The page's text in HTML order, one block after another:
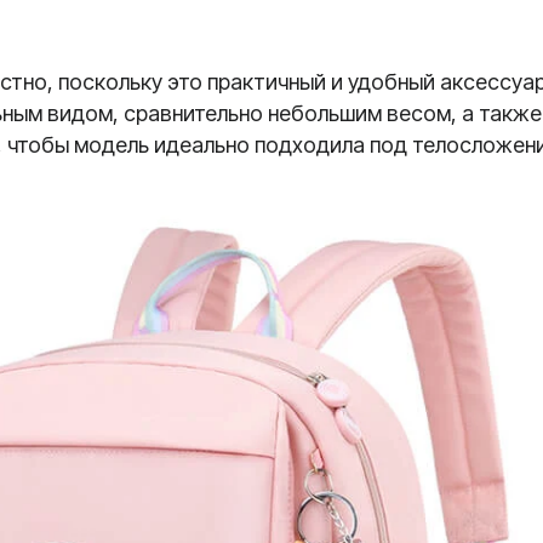
поскольку это практичный и удобный
видом, сравнительно небольшим весом, а
модель идеально подходила под